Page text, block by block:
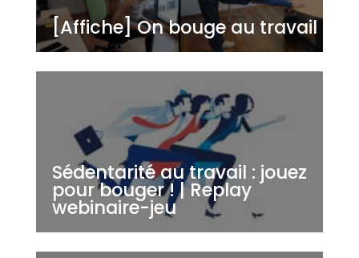
[Affiche] On bouge au travail
Sédentarité au travail : jouez
pour bouger ! | Replay
webinaire-jeu